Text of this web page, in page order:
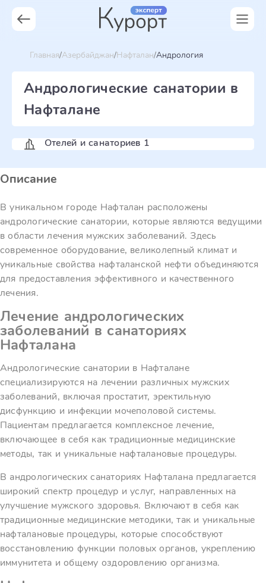
Главная Азербайджан Нафталан Андрология
Андрологические санатории в
Нафталане
Отелей и санаториев 1
Описание
В уникальном городе Нафталан расположены
андрологические санатории, которые являются ведущими
в области лечения мужских заболеваний. Здесь
современное оборудование, великолепный климат и
уникальные свойства нафталанской нефти объединяются
для предоставления эффективного и качественного
лечения.
Лечение андрологических
заболеваний в санаториях
Нафталана
Андрологические санатории в Нафталане
специализируются на лечении различных мужских
заболеваний, включая простатит, эректильную
дисфункцию и инфекции мочеполовой системы.
Пациентам предлагается комплексное лечение,
включающее в себя как традиционные медицинские
методы, так и уникальные нафталановые процедуры.
В андрологических санаториях Нафталана предлагается
широкий спектр процедур и услуг, направленных на
улучшение мужского здоровья. Включают в себя как
традиционные медицинские методики, так и уникальные
нафталановые процедуры, которые способствуют
восстановлению функции половых органов, укреплению
иммунитета и общему оздоровлению организма.